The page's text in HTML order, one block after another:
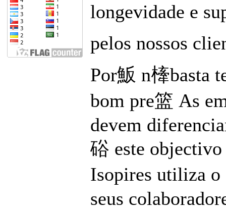
longevidade e
pelos nossos
Por魬 n㯠basta
bom pre篮 As
devem
硲 este objectivo
Isopires utiliza o
seus